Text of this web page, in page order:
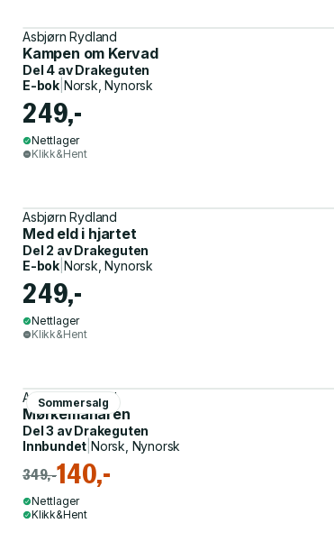
Asbjørn Rydland
Kampen om Kervad
Del 4 avDrakeguten
E-bok Norsk, Nynorsk
249,-
Nettlager
Klikk&Hent
Asbjørn Rydland
Med eld i hjartet
Del 2 avDrakeguten
E-bok Norsk, Nynorsk
249,-
Nettlager
Klikk&Hent
Sommersalg
Asbjørn Rydland
Mørkemanaren
Del 3 avDrakeguten
Innbundet |Norsk, Nynorsk
349,-140,-
Nettlager
Klikk&Hent